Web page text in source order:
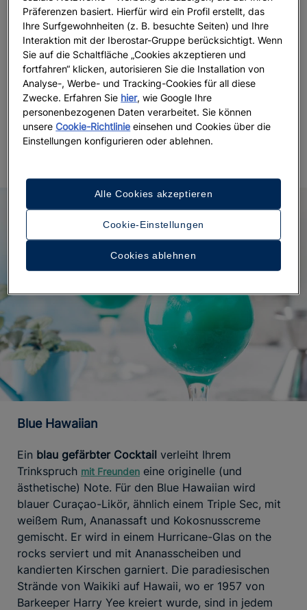
Möchten Siesich in Ihrem Urlaub wie ein Star
fühlen? Wenn Sie demnächst eine Reise nach
Teneriffa planen oder auf der Insel leben, können Sie
dies imIberostar Heritage Grand Menceytun, einem
Hotel mit Geschichte, in dem schon Persönlichkeiten
aus der Welt der Kunst und des Films wie Camilo
José Cela, Elizabeth Taylor, Sofia Loren, Joan Miró
oder Julio Iglesias abgestiegen sind.
Blue Hawaiian
Ein blau gefärbter Cocktail verleiht Ihrem
Trinkspruch mit Freunden eine originelle (und
ästhetische) Note. Für den Blue Hawaiian wird
blauer Curaçao-Likör, ähnlich einem Triple Sec, mit
weißem Rum, Ananassaft und Kokosnusscreme
gemischt. Er wird in einem Hurricane-Glas on the
rocks serviert und mit Ananasscheiben und
kandierten Kirschen garniert. Die paradiesischen
Strände von Waikiki auf Hawaii, wo er 1957 von
Barkeeper Harry Yee kreiert wurde, sind in jedem
Präferenzen basiert. Hierfür wird ein Profil erstellt, das
Ihre Surfgewohnheiten (z. B. besuchte Seiten) und Ihre
Interaktion mit der Iberostar-Gruppe berücksichtigt. Wenn
Sie auf die Schaltfläche „Cookies akzeptieren und
fortfahren“ klicken, autorisieren Sie die Installation von
Analyse-, Werbe- und Tracking-Cookies für all diese
Zwecke. Erfahren Sie hier, wie Google Ihre
personenbezogenen Daten verarbeitet. Sie können
unsereCookie-Richtlinie einsehen und Cookies über die
Einstellungen konfigurieren oder ablehnen.
Cookie-Einstellungen
Cookies ablehnen
Alle Cookies akzeptieren